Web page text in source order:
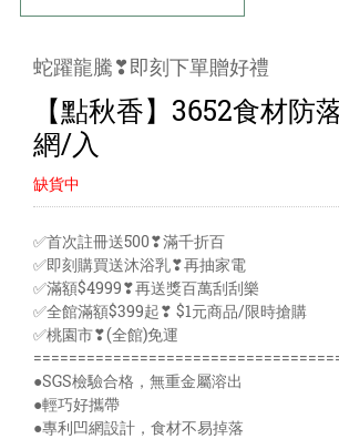
蛇躍龍騰❣即刻下單贈好禮
【點秋香】3652食材防
網/入
缺貨中
✅首次註冊送500❣滿千折百
✅即刻購買送沐浴乳❣再抽家電
✅滿額$4999❣再送獎百萬刮刮樂
✅全館滿額$399起❣ $1元商品/限時搶購
✅桃園市❣(全館)免運
●SGS檢驗合格，無重金屬溶出
●輕巧好攜帶
●專利凹網設計，食材不易掉落